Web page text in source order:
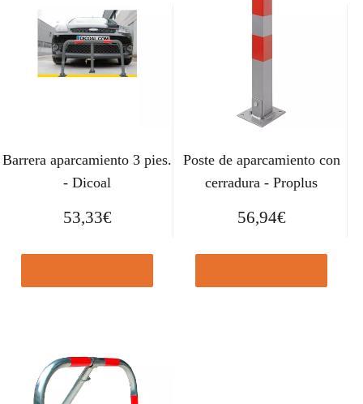
Barrera aparcamiento 3 pies.
- Dicoal
53,33€
Poste de aparcamiento con
cerradura - Proplus
56,94€